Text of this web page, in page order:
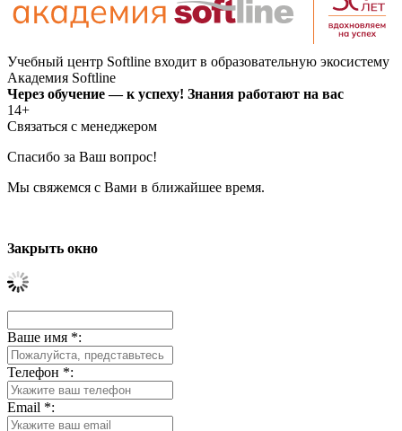
Учебный центр Softline входит в образовательную экосистему
Академия Softline
Через обучение — к успеху! Знания работают на вас
14+
Связаться с менеджером
Спасибо за Ваш вопрос!
Мы свяжемся с Вами в ближайшее время.
Закрыть окно
Ваше имя *:
Телефон *:
Email *: